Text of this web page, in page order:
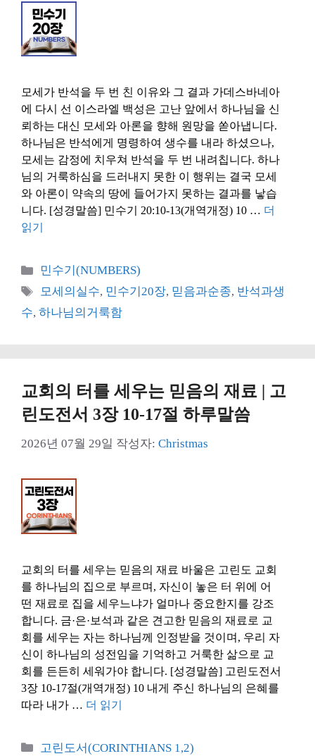
모세가 반석을 두 번 친 이유와 그 결과 가데스바네아
에 다시 선 이스라엘 백성은 고난 앞에서 하나님을 신
뢰하는 대신 모세와 아론을 향해 원망을 쏟아냅니다.
하나님은 반석에게 명령하여 생수를 내라 하셨으나,
모세는 감정에 치우쳐 반석을 두 번 내려칩니다. 하나
님의 거룩하심을 드러내지 못한 이 행위는 결국 모세
와 아론이 약속의 땅에 들어가지 못하는 결과를 낳습
니다. [성경말씀] 민수기 20:10-13(개역개정) 10 … 더
읽기
카
테
리
민수기(NUMBERS)
태
그
모세의실수, 민수기20장, 믿음과순종, 반석과생
수, 하나님의거룩함
교회의 터를 세우는 믿음의 재료 | 고
린도전서 3장 10-17절 하루말씀
2026년 07월 29일 작성자: Christmas
교회의 터를 세우는 믿음의 재료 바울은 고린도 교회
를 하나님의 집으로 부르며, 자신이 놓은 터 위에 어
떤 재료로 집을 세우느냐가 얼마나 중요한지를 강조
합니다. 금·은·보석과 같은 견고한 믿음의 재료로 교
회를 세우는 자는 하나님께 인정받을 것이며, 우리 자
신이 하나님의 성전임을 기억하고 거룩한 삶으로 교
회를 든든히 세워가야 합니다. [성경말씀] 고린도전서
3장 10-17절(개역개정) 10 내게 주신 하나님의 은혜를
따라 내가 … 더 읽기
카
고린도서(CORINTHIANS 1,2)